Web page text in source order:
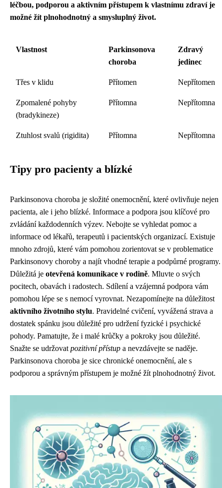
léčbou, podporou a aktivním přístupem k vlastnímu zdraví je
možné žít plnohodnotný a smysluplný život.
Vlastnost
Parkinsonova
choroba
Zdravý
jedinec
Třes v klidu Přítomen Nepřítomen
Zpomalené pohyby
(bradykineze)
Přítomna Nepřítomna
Ztuhlost svalů (rigidita) Přítomna Nepřítomna
Tipy pro pacienty a blízké
Parkinsonova choroba je složité onemocnění, které ovlivňuje nejen
pacienta, ale i jeho blízké. Informace a podpora jsou klíčové pro
zvládání každodenních výzev. Nebojte se vyhledat pomoc a
informace od lékařů, terapeutů i pacientských organizací. Existuje
mnoho zdrojů, které vám pomohou zorientovat se v problematice
Parkinsonovy choroby a najít vhodné terapie a podpůrné programy.
Důležitá je otevřená komunikace v rodině. Mluvte o svých
pocitech, obavách i radostech. Sdílení a vzájemná podpora vám
pomohou lépe se s nemocí vyrovnat. Nezapomínejte na důležitost
aktivního životního stylu. Pravidelné cvičení, vyvážená strava a
dostatek spánku jsou důležité pro udržení fyzické i psychické
pohody. Pamatujte, že i malé krůčky a pokroky jsou důležité.
Snažte se udržovat pozitivní přístup a nevzdávejte se naděje.
Parkinsonova choroba je sice chronické onemocnění, ale s
podporou a správným přístupem je možné žít plnohodnotný život.